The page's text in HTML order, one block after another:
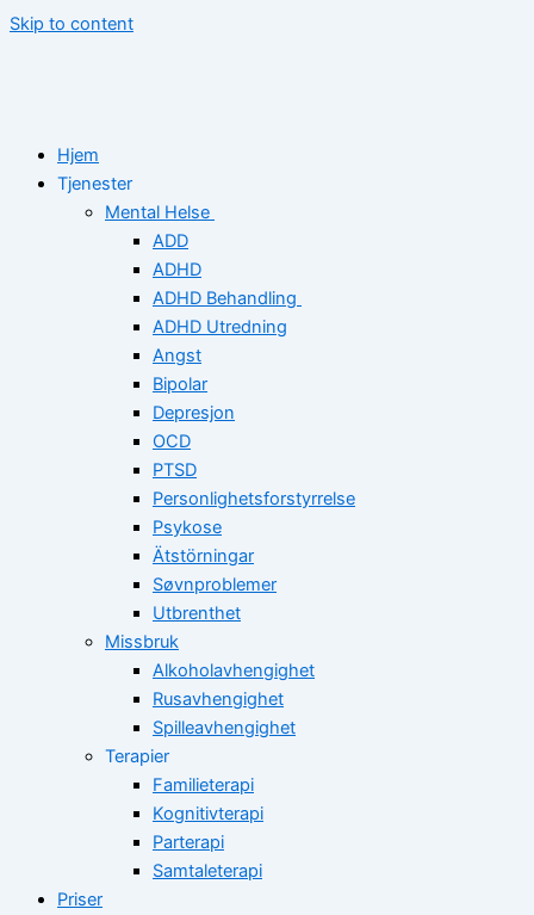
Skip to content
Hjem
Tjenester
Mental Helse
ADD
ADHD
ADHD Behandling
ADHD Utredning
Angst
Bipolar
Depresjon
OCD
PTSD
Personlighetsforstyrrelse
Psykose
Ätstörningar
Søvnproblemer
Utbrenthet
Missbruk
Alkoholavhengighet
Rusavhengighet
Spilleavhengighet
Terapier
Familieterapi
Kognitivterapi
Parterapi
Samtaleterapi
Priser